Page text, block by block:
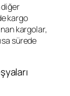
diğer
kargo
kargolar,
sürede